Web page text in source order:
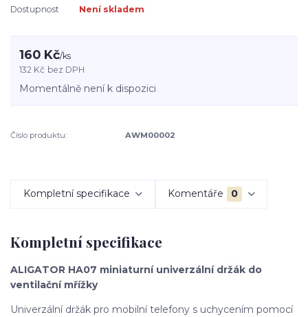
Dostupnost Není skladem
160 Kč/ks
132 Kč bez DPH
Momentálně není k dispozici
Číslo produktu: AWM00002
Kompletní specifikace Komentáře 0
Kompletní specifikace
ALIGATOR HA07 miniaturní univerzální držák do
ventilační mřížky
Univerzální držák pro mobilní telefony s uchycením pomocí